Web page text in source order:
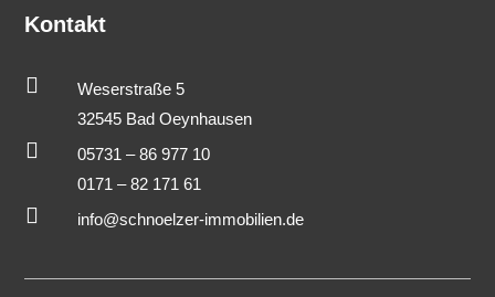
Kontakt

Weserstraße 5
32545 Bad Oeynhausen

05731 – 86 977 10
0171 – 82 171 61
 info@schnoelzer-immobilien.de